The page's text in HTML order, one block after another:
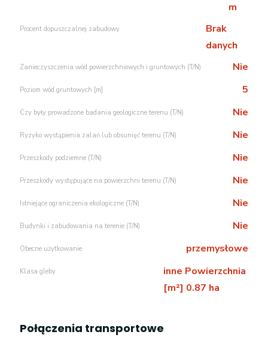
m
Procent dopuszczalnej zabudowy
Brak
danych
Zanieczyszczenia wód powierzchniowych i gruntowych (T/N) Nie
Poziom wód gruntowych [m] 5
Czy były prowadzone badania geologiczne terenu (T/N) Nie
Ryzyko wystąpienia zalań lub obsunięć terenu (T/N) Nie
Przeszkody podziemne (T/N) Nie
Przeszkody występujące na powierzchni terenu (T/N) Nie
Istniejące ograniczenia ekologiczne (T/N) Nie
Budynki i zabudowania na terenie (T/N) Nie
Obecne użytkowanie przemysłowe
Klasa gleby
inne Powierzchnia
[m²] 0.87 ha
Połączenia transportowe